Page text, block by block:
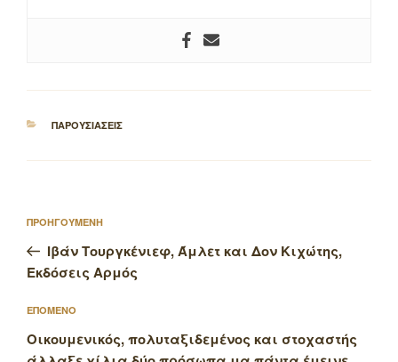
ΚΑΤΗΓΟΡΙΕΣ
ΠΑΡΟΥΣΙΑΣΕΙΣ
άρθρων
Προηγούμενο
άρθρο
ΠΡΟΗΓΟΥΜΕΝΗ
Ιβάν Τουργκένιεφ, Άμλετ και Δον Κιχώτης,
Εκδόσεις Αρμός
Επόμενο
άρθρο
ΕΠΟΜΕΝΟ
Οικουμενικός, πολυταξιδεμένος και στοχαστής